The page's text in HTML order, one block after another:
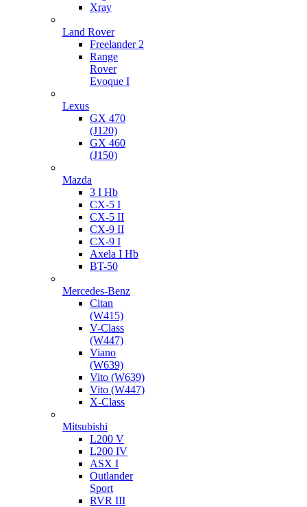
Xray
Land Rover
Freelander 2
Range
Rover
Evoque I
Lexus
GX 470
(J120)
GX 460
(J150)
Mazda
3 I Hb
CX-5 I
CX-5 II
CX-9 II
CX-9 I
Axela I Hb
BT-50
Mercedes-Benz
Citan
(W415)
V-Class
(W447)
Viano
(W639)
Vito (W639)
Vito (W447)
X-Class
Mitsubishi
L200 V
L200 IV
ASX I
Outlander
Sport
RVR III